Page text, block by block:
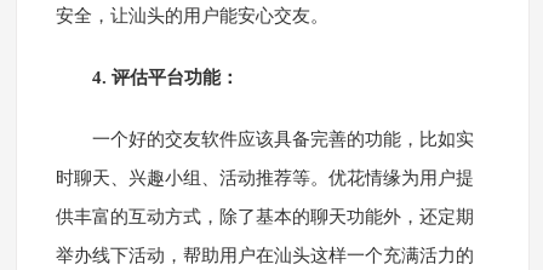
安全，让汕头的用户能安心交友。
4. 评估平台功能：
一个好的交友软件应该具备完善的功能，比如实
时聊天、兴趣小组、活动推荐等。优花情缘为用户提
供丰富的互动方式，除了基本的聊天功能外，还定期
举办线下活动，帮助用户在汕头这样一个充满活力的